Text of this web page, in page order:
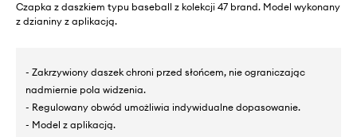
Czapka z daszkiem typu baseball z kolekcji 47 brand. Model wykonany
z dzianiny z aplikacją.
- Zakrzywiony daszek chroni przed słońcem, nie ograniczając
nadmiernie pola widzenia.
- Regulowany obwód umożliwia indywidualne dopasowanie.
- Model z aplikacją.